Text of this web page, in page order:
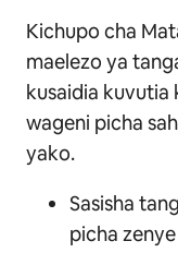
Kichupo cha
maelezo ya
kusaidia kuvutia
wageni picha
yako.
Sasisha
picha